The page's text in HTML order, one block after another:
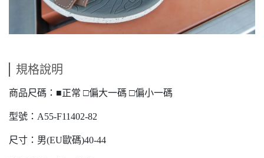
規格說明
商品尺碼：■正常 □偏大一碼 □偏小一碼
型號：A55-F11402-82
尺寸：男(EU歐碼)40-44